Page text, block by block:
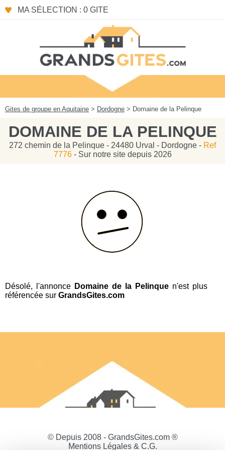
MA SÉLECTION : 0 GITE
Gites de groupe en Aquitaine > Dordogne > Domaine de la Pelinque
DOMAINE DE LA PELINQUE
272 chemin de la Pelinque - 24480 Urval - Dordogne - Ref
7776- Sur notre site depuis 2026
Désolé, l'annonce Domaine de la Pelinque n'est plus
référencée sur GrandsGites.com
© Depuis 2008 - GrandsGites.com ®
Mentions Légales & C.G.
Panneau de gestion des cookies